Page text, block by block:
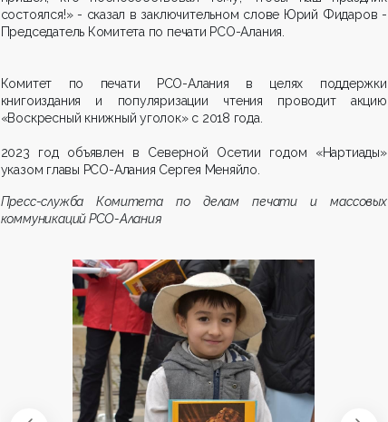
состоялся!» - сказал в заключительном слове Юрий Фидаров -
Председатель Комитета по печати РСО-Алания.
Комитет по печати РСО-Алания в целях поддержки
книгоиздания и популяризации чтения проводит акцию
«Воскресный книжный уголок» с 2018 года.
2023 год объявлен в Северной Осетии годом «Нартиады»
указом главы РСО-Алания Сергея Меняйло.
Пресс-служба Комитета по делам печати и массовых
коммуникаций РСО-Алания